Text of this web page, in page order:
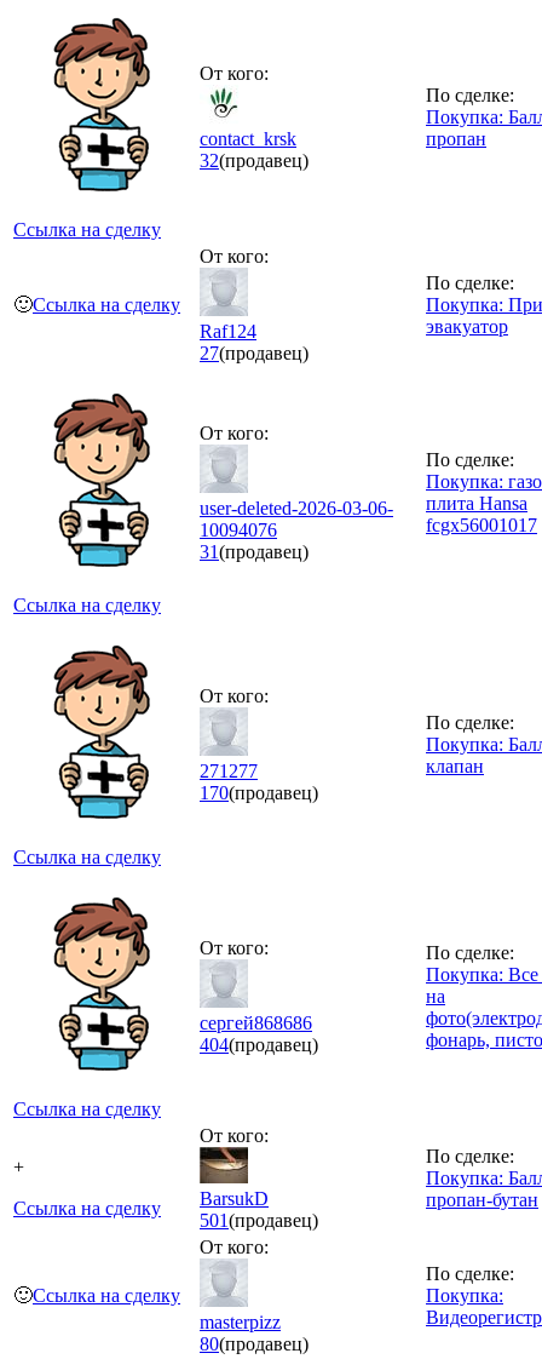
Ссылка на сделку
От кого:
contact_krsk
32(продавец)
По сделке:
Покупка:
пропан
🙂Ссылка на сделку
От кого:
Raf124
27(продавец)
По сделке:
Покупка:
эвакуатор
Ссылка на сделку
От кого:
user-deleted-2026-03-06-
10094076
31(продавец)
По сделке:
Покупка:
плита Hansa
fcgx56001017
Ссылка на сделку
От кого:
271277
170(продавец)
По сделке:
Покупка:
клапан
Ссылка на сделку
От кого:
сергей868686
404(продавец)
По сделке:
Покупка: Все
на
фонарь,
+
Ссылка на сделку
От кого:
BarsukD
501(продавец)
По сделке:
Покупка:
пропан-бутан
🙂Ссылка на сделку
От кого:
masterpizz
80(продавец)
По сделке:
Покупка: